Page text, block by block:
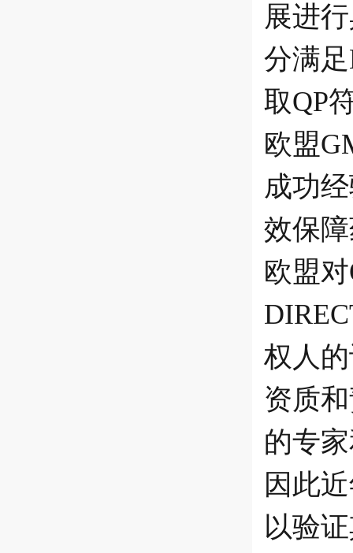
展进
分满
取QP
欧盟
成功
效保
欧盟
权人
资质
的专
因此
以验